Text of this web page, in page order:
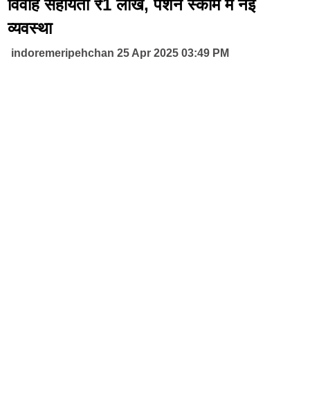
विवाह सहायता ₹1 लाख, पेंशन स्कीम में नई
व्यवस्था
indoremeripehchan 25 Apr 2025 03:49 PM